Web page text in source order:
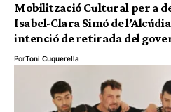
Mobilització Cultural per a
Isabel-Clara Simó de
intenció de retirada del
PorToni Cuquerella